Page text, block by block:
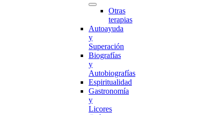
Otras
terapias
Autoayuda
y
Superación
Biografías
y
Autobiografías
Espiritualidad
Gastronomía
y
Licores